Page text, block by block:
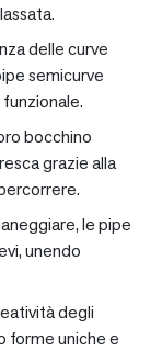
delle curve
semicurve
bocchino
grazie alla
le pipe
unendo
degli
forme uniche e